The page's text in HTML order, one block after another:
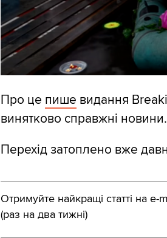
Про це пише видання
винятково справжні новини.
Перехід затоплено вже
Отримуйте найкращі статті на e-
(раз на два тижні)